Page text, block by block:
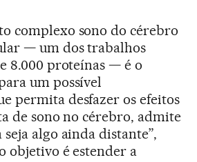
complexo sono do cérebro
— um dos trabalhos
8.000 proteínas — é o
um possível
permita desfazer os efeitos
de sono no cérebro, admite
seja algo ainda distante”,
objetivo é estender a